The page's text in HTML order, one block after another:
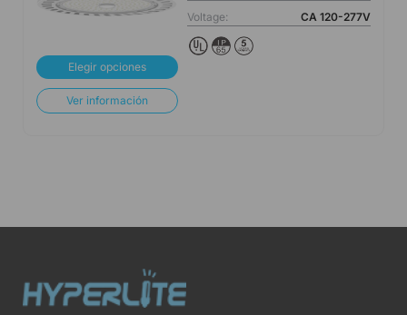
Elegir opciones
Ver información
Voltage:
CA 120-277V